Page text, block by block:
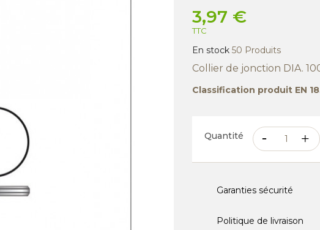
3,97 €
TTC
En stock 50 Produits
Collier de jonction DIA.
Classification produit EN
Quantité
Garanties sécurité
Politique de livraison